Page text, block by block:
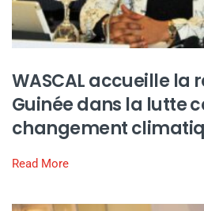
WASCAL accueille la
Guinée dans la lutte
changement
Read More